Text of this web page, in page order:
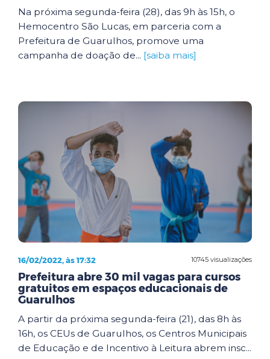
Na próxima segunda-feira (28), das 9h às 15h, o
Hemocentro São Lucas, em parceria com a
Prefeitura de Guarulhos, promove uma
campanha de doação de... [saiba mais]
10745 visualizações
16/02/2022, às 17:32
Prefeitura abre 30 mil vagas para cursos
gratuitos em espaços educacionais de
Guarulhos
A partir da próxima segunda-feira (21), das 8h às
16h, os CEUs de Guarulhos, os Centros Municipais
de Educação e de Incentivo à Leitura abrem insc...